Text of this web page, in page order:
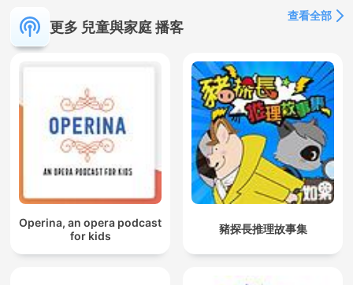
更多 兒童與家庭 播客
查看全部
Operina, an opera podcast
for kids
豬探長推理故事集